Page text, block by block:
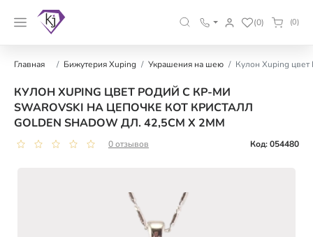
(0) (0)
Главная Бижутерия Xuping Украшения на шею Кулон Xuping цвет
КУЛОН XUPING ЦВЕТ РОДИЙ С КР-МИ
SWAROVSKI НА ЦЕПОЧКЕ КОТ КРИСТАЛЛ
GOLDEN SHADOW ДЛ. 42,5СМ Х 2ММ
0 отзывов Код: 054480